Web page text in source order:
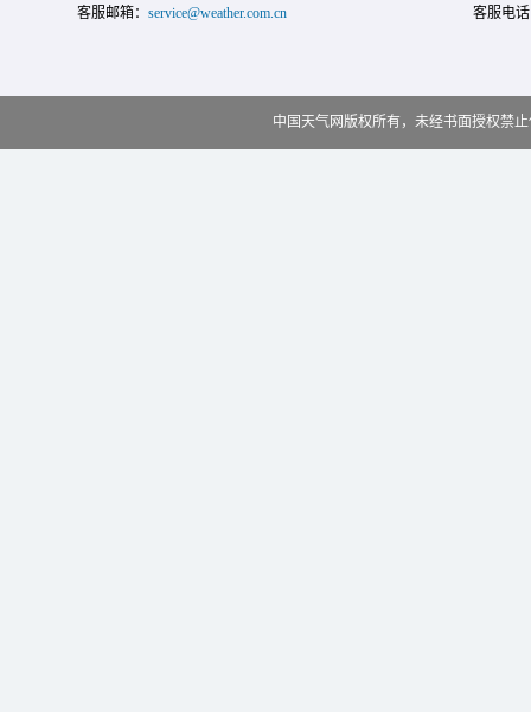
客服邮箱： service@weather.com.cn 客服电
中国天气网版权所有，未经书面授权